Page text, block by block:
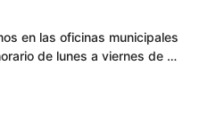
en las oficinas municipales
de lunes a viernes de …